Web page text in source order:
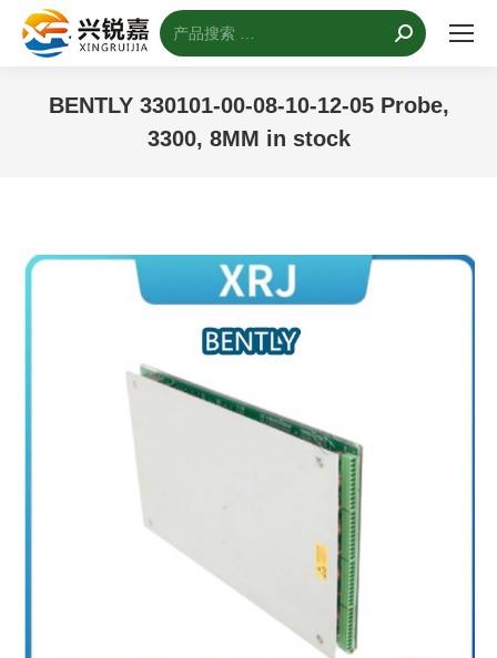
搜
索：
BENTLY 330101-00-08-10-12-05 Probe,
3300, 8MM in stock